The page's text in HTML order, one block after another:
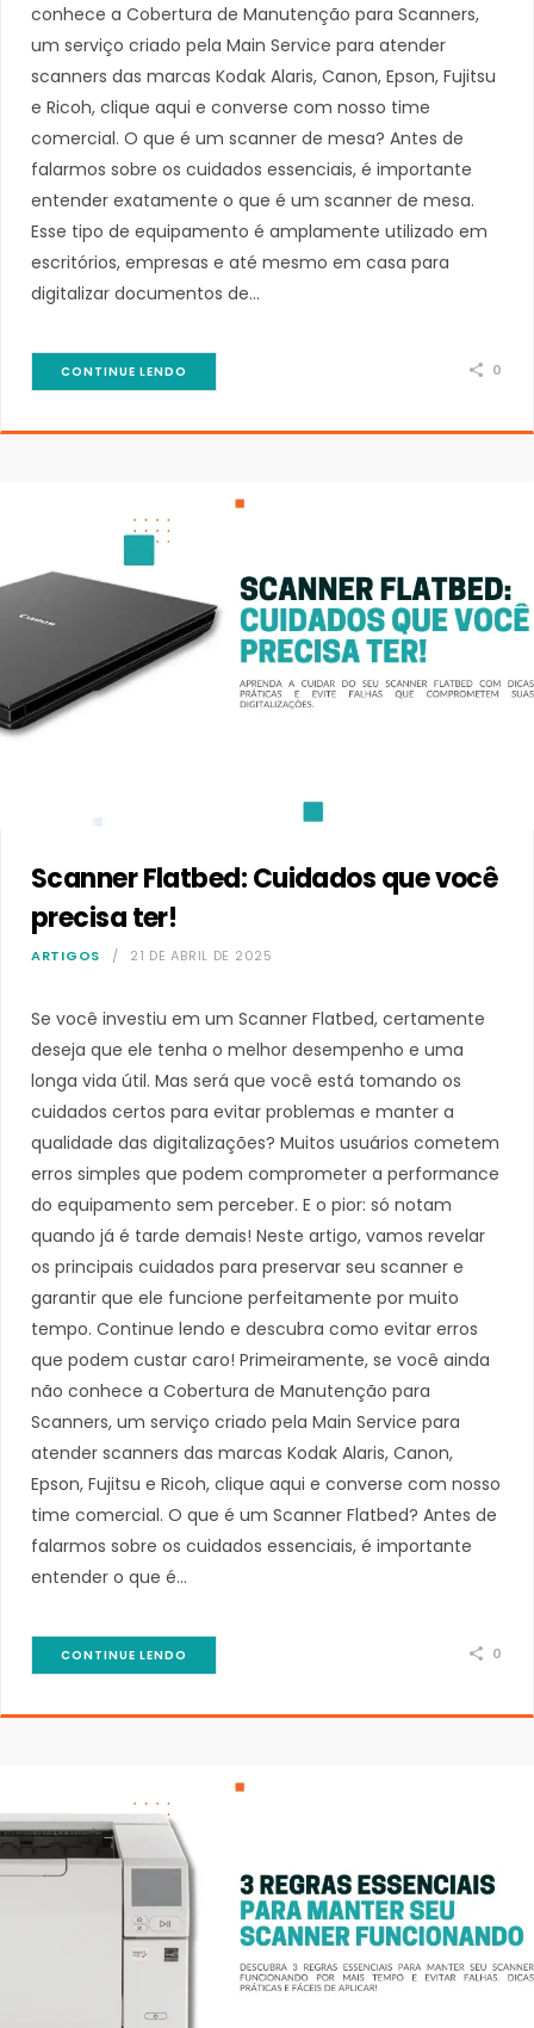
conhece a Cobertura de Manutenção para Scanners,
um serviço criado pela Main Service para atender
scanners das marcas Kodak Alaris, Canon, Epson, Fujitsu
e Ricoh, clique aqui e converse com nosso time
comercial. O que é um scanner de mesa? Antes de
falarmos sobre os cuidados essenciais, é importante
entender exatamente o que é um scanner de mesa.
Esse tipo de equipamento é amplamente utilizado em
escritórios, empresas e até mesmo em casa para
digitalizar documentos de…
CONTINUE LENDO 0
Scanner Flatbed: Cuidados que você
precisa ter!
ARTIGOS 21 DE ABRIL DE 2025
Se você investiu em um Scanner Flatbed, certamente
deseja que ele tenha o melhor desempenho e uma
longa vida útil. Mas será que você está tomando os
cuidados certos para evitar problemas e manter a
qualidade das digitalizações? Muitos usuários cometem
erros simples que podem comprometer a performance
do equipamento sem perceber. E o pior: só notam
quando já é tarde demais! Neste artigo, vamos revelar
os principais cuidados para preservar seu scanner e
garantir que ele funcione perfeitamente por muito
tempo. Continue lendo e descubra como evitar erros
que podem custar caro! Primeiramente, se você ainda
não conhece a Cobertura de Manutenção para
Scanners, um serviço criado pela Main Service para
atender scanners das marcas Kodak Alaris, Canon,
Epson, Fujitsu e Ricoh, clique aqui e converse com nosso
time comercial. O que é um Scanner Flatbed? Antes de
falarmos sobre os cuidados essenciais, é importante
entender o que é…
CONTINUE LENDO 0